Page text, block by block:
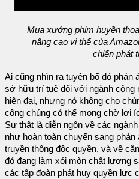
Mua xưởng phim huyền
nâng cao vị thế của
chiến phát
Ai cũng nhìn ra tuyên bố đó phản
sở hữu trí tuệ đối với ngành công
hiện đại, nhưng nó không cho
công chúng có thể mong chờ lợi
Sự thật là diễn ngôn về các
như hoàn toàn chuyển sang
truyền thông độc quyền, và về
đó đang làm xói mòn chất lượng
các tập đoàn phát huy quyền lực